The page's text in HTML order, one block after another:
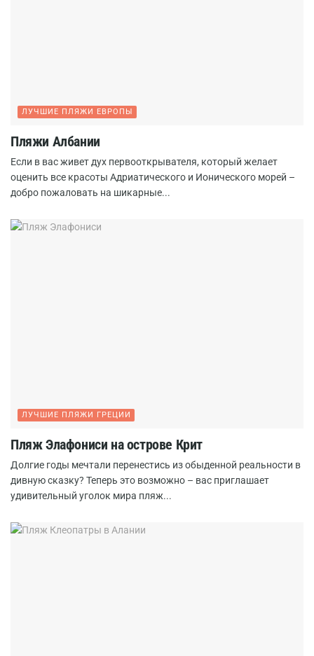
ЛУЧШИЕ ПЛЯЖИ ЕВРОПЫ
Пляжи Албании
Если в вас живет дух первооткрывателя, который желает
оценить все красоты Адриатического и Ионического морей –
добро пожаловать на шикарные...
ЛУЧШИЕ ПЛЯЖИ ГРЕЦИИ
Пляж Элафониси на острове Крит
Долгие годы мечтали перенестись из обыденной реальности в
дивную сказку? Теперь это возможно – вас приглашает
удивительный уголок мира пляж...